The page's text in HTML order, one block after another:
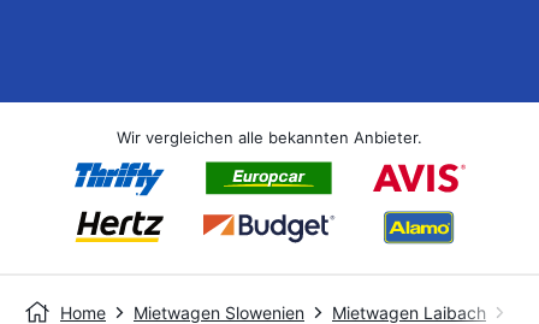
Wir vergleichen alle bekannten Anbieter.
Home Mietwagen Slowenien Mietwagen Laibach